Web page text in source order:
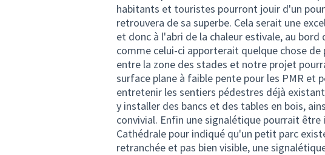
habitants et touristes pourront jouir d'un
retrouvera de sa superbe. Cela serait une
et donc à l'abri de la chaleur estivale, au
comme celui-ci apporterait quelque chose de
entre la zone des stades et notre projet
surface plane à faible pente pour les PMR et
entretenir les sentiers pédestres déjà
y installer des bancs et des tables en bois,
convivial. Enfin une signalétique pourrait
Cathédrale pour indiqué qu'un petit parc
retranchée et pas bien visible, une